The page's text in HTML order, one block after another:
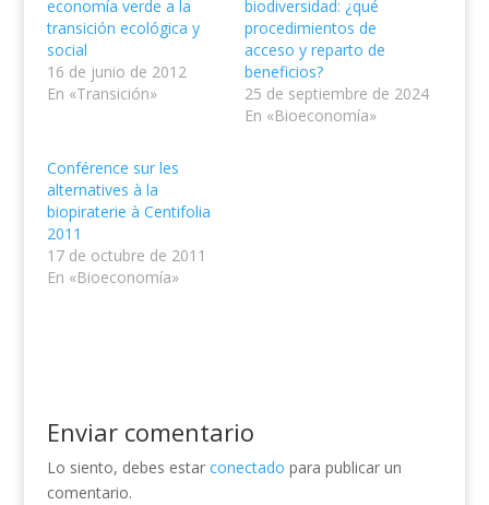
economía verde a la
transición ecológica y
social
16 de junio de 2012
En «Transición»
biodiversidad: ¿qué
procedimientos de
acceso y reparto de
beneficios?
25 de septiembre de 2024
En «Bioeconomía»
Conférence sur les
alternatives à la
biopiraterie à Centifolia
2011
17 de octubre de 2011
En «Bioeconomía»
Enviar comentario
Lo siento, debes estar conectado para publicar un
comentario.